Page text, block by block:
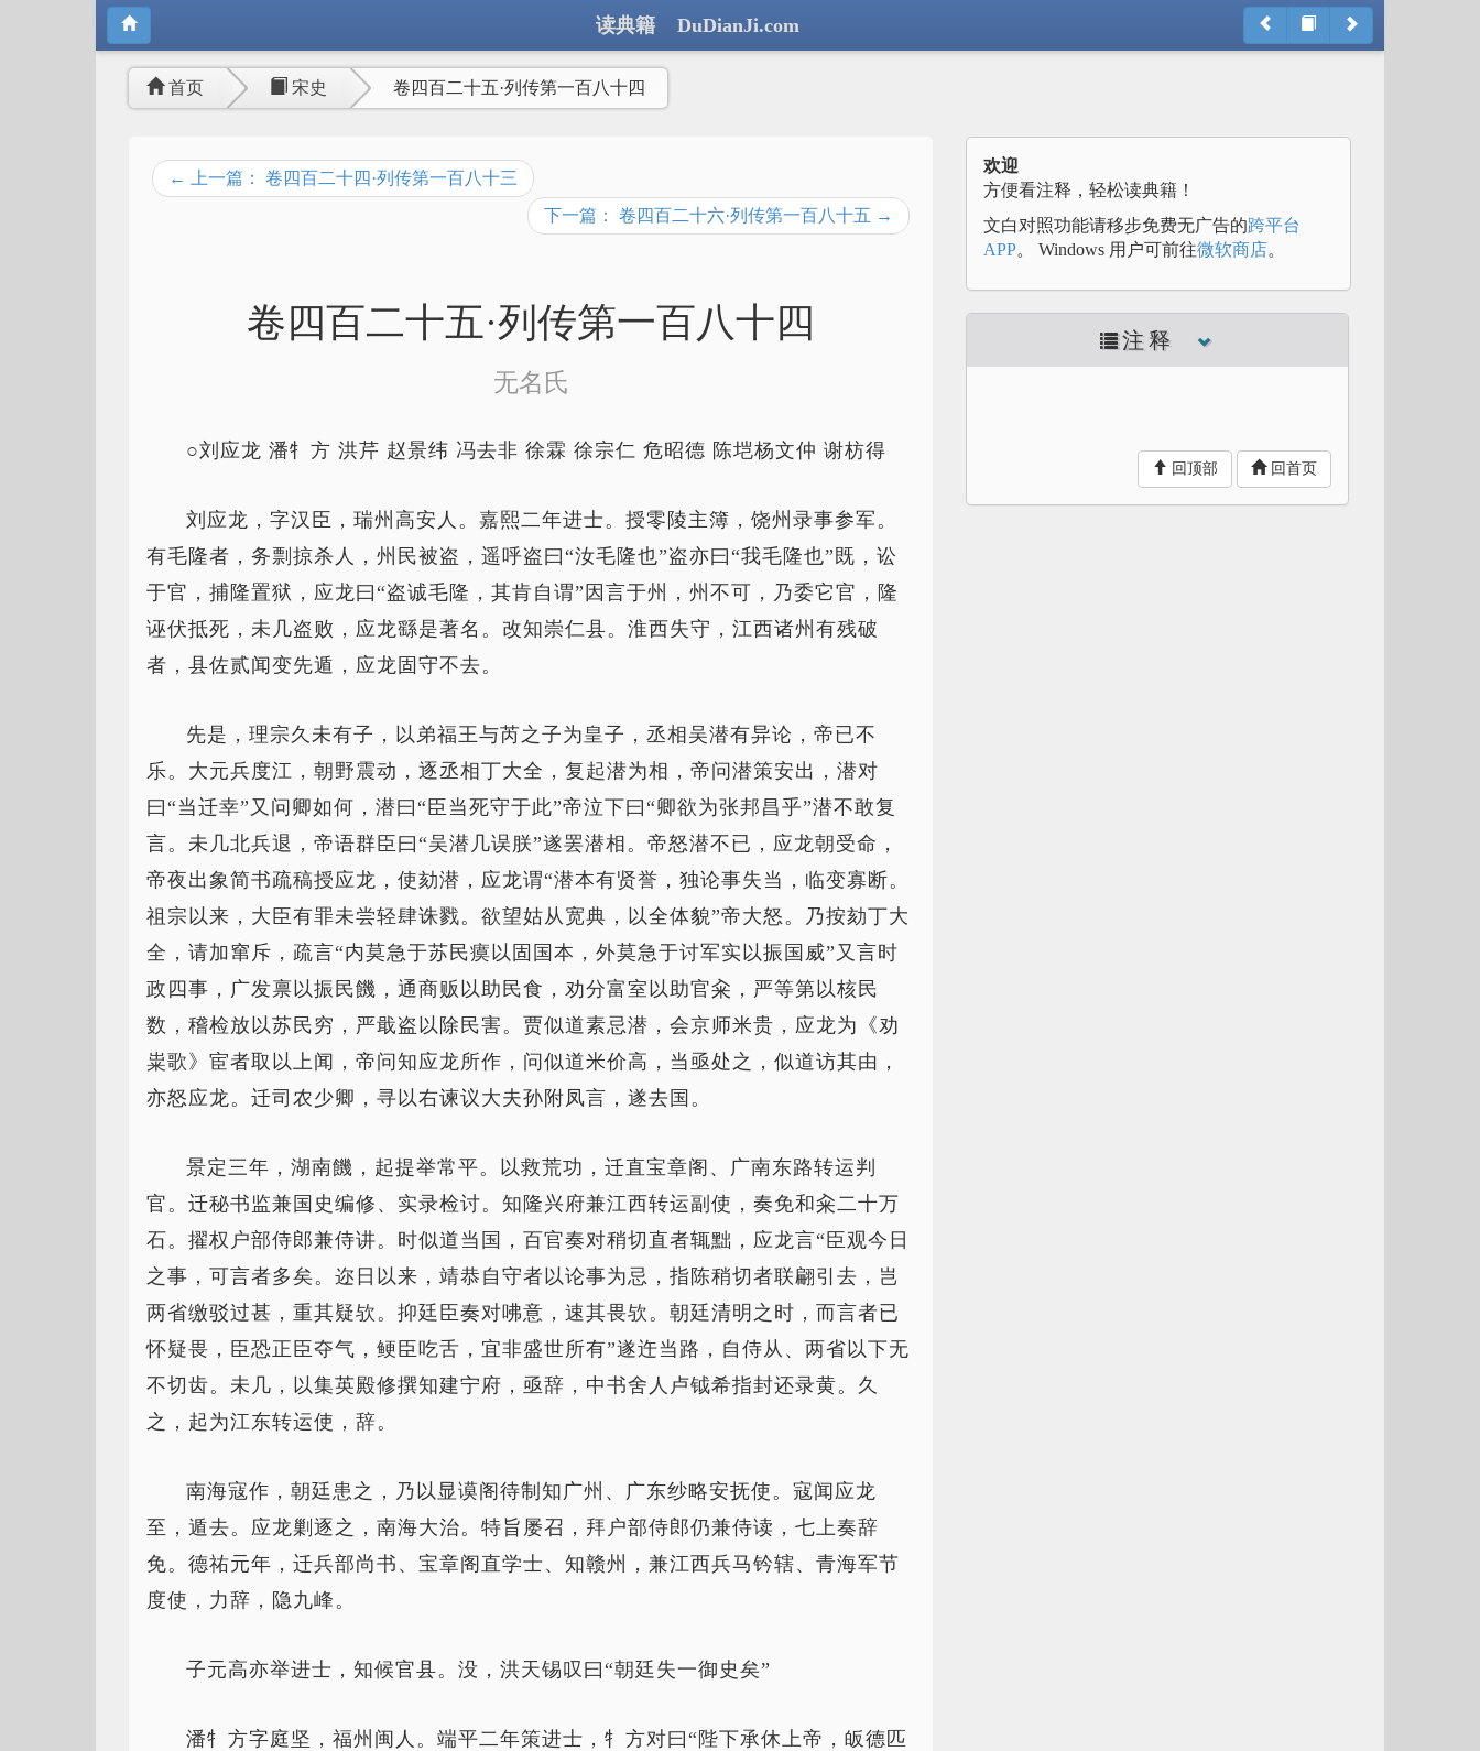
读典籍 DuDianJi.com
首页 宋史 卷四百二十五·列传第一百八十四
← 上一篇： 卷四百二十四·列传第一百八十三
下一篇： 卷四百二十六·列传第一百八十五 →
卷四百二十五·列传第一百八十四
无名氏
○刘应龙 潘牜方 洪芹 赵景纬 冯去非 徐霖 徐宗仁 危昭德 陈垲杨文仲 谢枋得
刘应龙，字汉臣，瑞州高安人。嘉熙二年进士。授零陵主簿，饶州录事参军。
有毛隆者，务剽掠杀人，州民被盗，遥呼盗曰“汝毛隆也”盗亦曰“我毛隆也”既，讼
于官，捕隆置狱，应龙曰“盗诚毛隆，其肯自谓”因言于州，州不可，乃委它官，隆
诬伏抵死，未几盗败，应龙繇是著名。改知崇仁县。淮西失守，江西诸州有残破
者，县佐贰闻变先遁，应龙固守不去。
先是，理宗久未有子，以弟福王与芮之子为皇子，丞相吴潜有异论，帝已不
乐。大元兵度江，朝野震动，逐丞相丁大全，复起潜为相，帝问潜策安出，潜对
曰“当迁幸”又问卿如何，潜曰“臣当死守于此”帝泣下曰“卿欲为张邦昌乎”潜不敢复
言。未几北兵退，帝语群臣曰“吴潜几误朕”遂罢潜相。帝怒潜不已，应龙朝受命，
帝夜出象简书疏稿授应龙，使劾潜，应龙谓“潜本有贤誉，独论事失当，临变寡断。
祖宗以来，大臣有罪未尝轻肆诛戮。欲望姑从宽典，以全体貌”帝大怒。乃按劾丁大
全，请加窜斥，疏言“内莫急于苏民瘼以固国本，外莫急于讨军实以振国威”又言时
政四事，广发禀以振民饑，通商贩以助民食，劝分富室以助官籴，严等第以核民
数，稽检放以苏民穷，严戢盗以除民害。贾似道素忌潜，会京师米贵，应龙为《劝
粜歌》宦者取以上闻，帝问知应龙所作，问似道米价高，当亟处之，似道访其由，
亦怒应龙。迁司农少卿，寻以右谏议大夫孙附凤言，遂去国。
景定三年，湖南饑，起提举常平。以救荒功，迁直宝章阁、广南东路转运判
官。迁秘书监兼国史编修、实录检讨。知隆兴府兼江西转运副使，奏免和籴二十万
石。擢权户部侍郎兼侍讲。时似道当国，百官奏对稍切直者辄黜，应龙言“臣观今日
之事，可言者多矣。迩日以来，靖恭自守者以论事为忌，指陈稍切者联翩引去，岂
两省缴驳过甚，重其疑欤。抑廷臣奏对咈意，速其畏欤。朝廷清明之时，而言者已
怀疑畏，臣恐正臣夺气，鲠臣吃舌，宜非盛世所有”遂迕当路，自侍从、两省以下无
不切齿。未几，以集英殿修撰知建宁府，亟辞，中书舍人卢钺希指封还录黄。久
之，起为江东转运使，辞。
南海寇作，朝廷患之，乃以显谟阁待制知广州、广东纱略安抚使。寇闻应龙
至，遁去。应龙剿逐之，南海大治。特旨屡召，拜户部侍郎仍兼侍读，七上奏辞
免。德祐元年，迁兵部尚书、宝章阁直学士、知赣州，兼江西兵马钤辖、青海军节
度使，力辞，隐九峰。
子元高亦举进士，知候官县。没，洪天锡叹曰“朝廷失一御史矣”
潘牜方字庭坚，福州闽人。端平二年策进士，牜方对曰“陛下承休上帝，皈德匹
欢迎
方便看注释，轻松读典籍！
文白对照功能请移步免费无广告的跨平台
APP。 Windows 用户可前往微软商店。
注释
回顶部 回首页